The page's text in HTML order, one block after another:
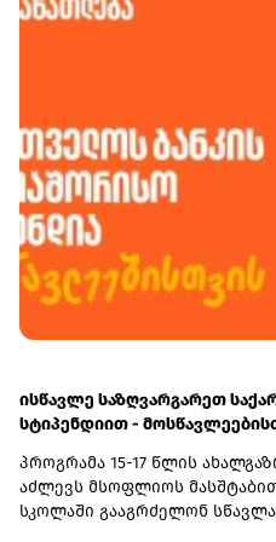
მრავალფეროვან რესურსებს -
და სხვა საჭირო
საქართველოს ფინანსთა
სამსახურს გადაეგზავნა,
168-ე მუხლის პირველი
სახით ჯამში - 36 205 ლარით
ისწავლე საზღვარგარეთ
სტიპენდიით -
პროგრამა 15-17 წლის
აძლევს მსოფლიოს მასშტაბით
სკოლაში გააგრძელონ